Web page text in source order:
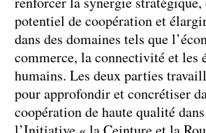
potentiel de coopération et
dans des domaines tels que
commerce, la connectivité et les
humains. Les deux parties
pour approfondir et concrétiser
coopération de haute qualité